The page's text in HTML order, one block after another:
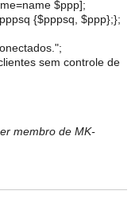
$ppp];
{$pppsq, $ppp};};
sem controle de
membro de MK-